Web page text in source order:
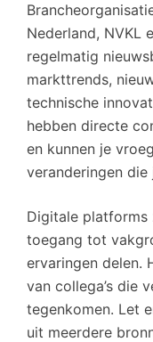
Nederland, NVKL
regelmatig
markttrends,
technische
hebben directe
en kunnen je
veranderingen
Digitale platforms
toegang tot
ervaringen delen.
van collega’s die
tegenkomen. Let
uit meerdere